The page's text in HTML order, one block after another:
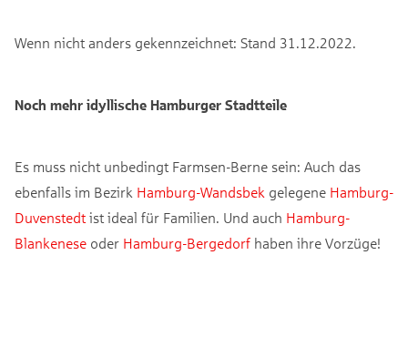
Wenn nicht anders gekennzeichnet: Stand 31.12.2022.
Noch mehr idyllische Hamburger Stadtteile
Es muss nicht unbedingt Farmsen-Berne sein: Auch das
ebenfalls im Bezirk Hamburg-Wandsbek gelegene Hamburg-
Duvenstedt ist ideal für Familien. Und auch Hamburg-
Blankenese oder Hamburg-Bergedorf haben ihre Vorzüge!